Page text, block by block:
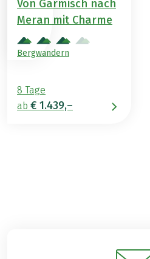
Von Garmisch nach
Meran mit Charme
Bergwandern
8 Tage
ab € 1.439,–